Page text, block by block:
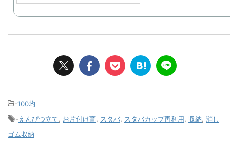
-100均
-えんぴつ立て お片付け育 スタバ スタバカップ再利用 収納 消し
ゴム収納